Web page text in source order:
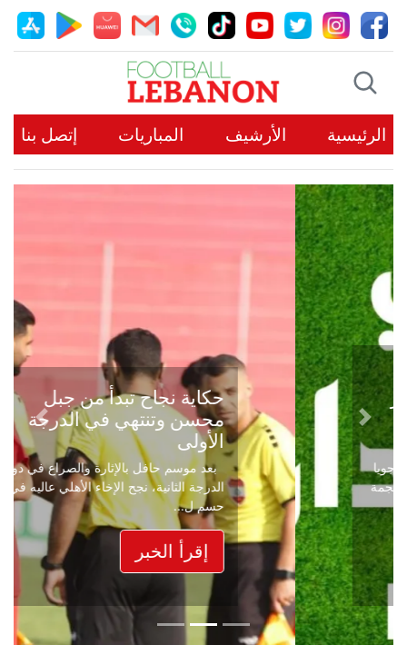
الرئيسية الأرشيف المباريات إتصل بنا
حكاية نجاح تبدأ من جبل
محسن وتنتهي في الدرجة
الأولى
بعد موسم حافل بالإثارة والصراع في دوري
الدرجة الثانية، نجح الإخاء الأهلي عاليه في
حسم ل...
إقرأ الخبر
Previous
Next